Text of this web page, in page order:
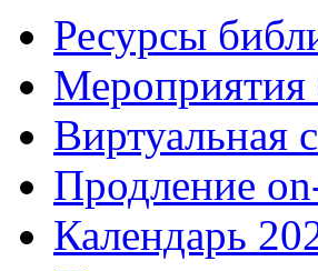
Ресурсы
Мероприятия
Виртуальная
Продление
Календарь